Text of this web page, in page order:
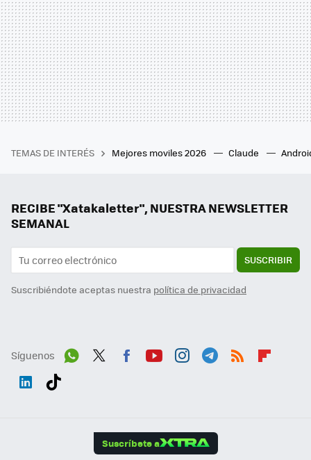
TEMAS DE INTERÉS Mejores moviles 2026 Claude
RECIBE "Xatakaletter", NUESTRA NEWSLETTER
SEMANAL
SUSCRIBIR
Suscribiéndote aceptas nuestra política de privacidad
Síguenos
Suscríbete a